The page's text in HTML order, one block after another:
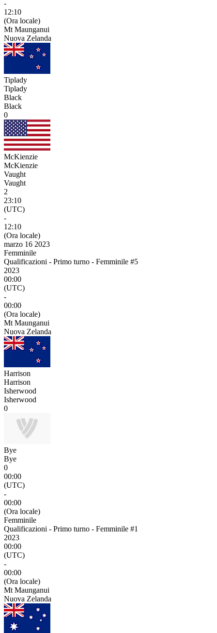
-
12:10
(Ora locale)
Mt Maunganui
Nuova Zelanda
Tiplady
Tiplady
Black
Black
0
McKienzie
McKienzie
Vaught
Vaught
2
23:10
(UTC)
-
12:10
(Ora locale)
marzo 16 2023
Femminile
Qualificazioni - Primo turno - Femminile #5
2023
00:00
(UTC)
-
00:00
(Ora locale)
Mt Maunganui
Nuova Zelanda
Harrison
Harrison
Isherwood
Isherwood
0
Bye
Bye
0
00:00
(UTC)
-
00:00
(Ora locale)
Femminile
Qualificazioni - Primo turno - Femminile #1
2023
00:00
(UTC)
-
00:00
(Ora locale)
Mt Maunganui
Nuova Zelanda